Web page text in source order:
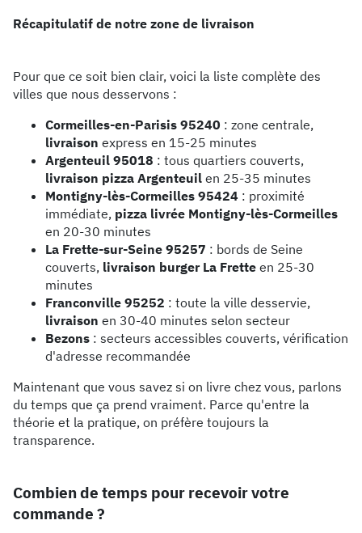
Récapitulatif de notre zone de livraison
Pour que ce soit bien clair, voici la liste complète des
villes que nous desservons :
Cormeilles-en-Parisis 95240 : zone centrale,
livraison express en 15-25 minutes
Argenteuil 95018 : tous quartiers couverts,
livraison pizza Argenteuil en 25-35 minutes
Montigny-lès-Cormeilles 95424 : proximité
immédiate, pizza livrée Montigny-lès-Cormeilles
en 20-30 minutes
La Frette-sur-Seine 95257 : bords de Seine
couverts, livraison burger La Frette en 25-30
minutes
Franconville 95252 : toute la ville desservie,
livraison en 30-40 minutes selon secteur
Bezons : secteurs accessibles couverts, vérification
d'adresse recommandée
Maintenant que vous savez si on livre chez vous, parlons
du temps que ça prend vraiment. Parce qu'entre la
théorie et la pratique, on préfère toujours la
transparence.
Combien de temps pour recevoir votre
commande ?